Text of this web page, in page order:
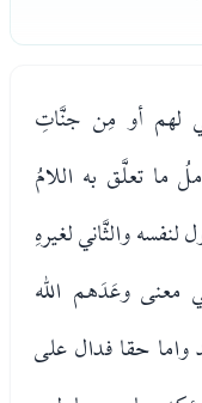
لهم أو مِن جنَّاتِ
ما تعلَّق به اللامُ
والثَّاني لغيرهِ
معنى وعَدَهم الله
واما حقا فدال على